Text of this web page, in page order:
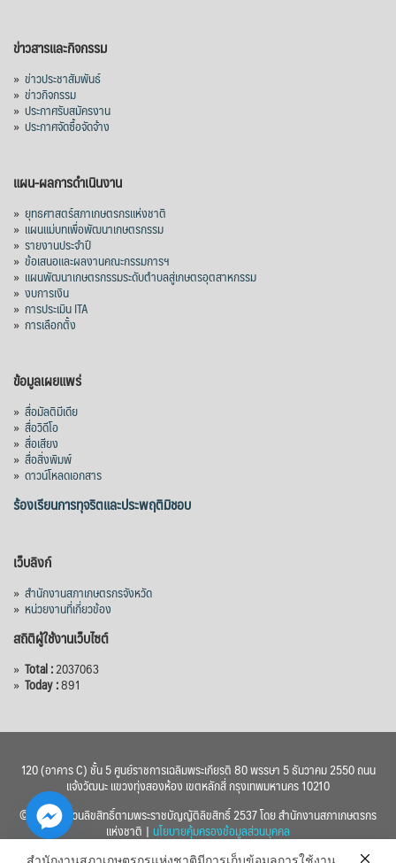
ข่าวสารและกิจกรรม
» ข่าวประชาสัมพันธ์
» ข่าวกิจกรรม
» ประกาศรับสมัครงาน
» ประกาศจัดซื้อจัดจ้าง
แผน-ผลการดำเนินงาน
» ยุทธศาสตร์สภาเกษตรกรแห่งชาติ
» แผนแม่บทเพื่อพัฒนาเกษตรกรรม
» รายงานประจำปี
» ข้อเสนอและผลงานคณะกรรมการฯ
» แผนพัฒนาเกษตรกรรมระดับตำบลสู่เกษตรอุตสาหกรรม
» งบการเงิน
» การประเมิน ITA
» การเลือกตั้ง
ข้อมูลเผยแพร่
» สื่อมัลติมีเดีย
» สื่อวิดีโอ
» สื่อเสียง
» สื่อสิ่งพิมพ์
» ดาวน์โหลดเอกสาร
ร้องเรียนการทุจริตและประพฤติมิชอบ
เว็บลิงก์
» สำนักงานสภาเกษตรกรจังหวัด
» หน่วยงานที่เกี่ยวข้อง
สถิติผู้ใช้งานเว็บไซต์
» Total :2037063
» Today :891
120 (อาคาร C) ชั้น 5 ศูนย์ราชการเฉลิมพระเกียรติ 80 พรรษา 5 ธันวาคม 2550 ถนน
แจ้งวัฒนะ แขวงทุ่งสองห้อง เขตหลักสี่ กรุงเทพมหานคร 10210
© 2560 สงวนลิขสิทธิ์ตามพระราชบัญญัติลิขสิทธิ์ 2537 โดย สำนักงานสภาเกษตรกร
แห่งชาติ | นโยบายคุ้มครองข้อมูลส่วนบุคคล